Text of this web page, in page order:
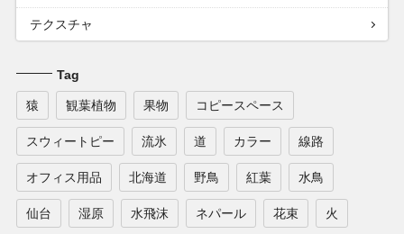
テクスチャ
Tag
猿 観葉植物 果物 コピースペース
スウィートピー 流氷 道 カラー 線路
オフィス用品 北海道 野鳥 紅葉 水鳥
仙台 湿原 水飛沫 ネパール 花束 火